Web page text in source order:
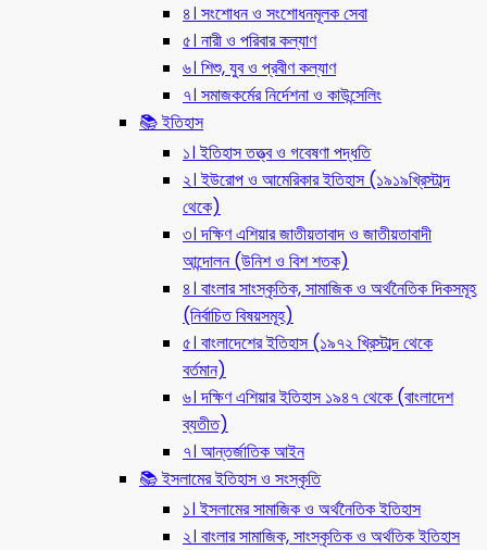
৪। সংশোধন ও সংশোধনমূলক সেবা
৫। নারী ও পরিবার কল্যাণ
৬। শিশু, যুব ও প্রবীণ কল্যাণ
৭। সমাজকর্মের নির্দেশনা ও কাউন্সেলিং
📚 ইতিহাস
১। ইতিহাস তত্ত্ব ও গবেষণা পদ্ধতি
২। ইউরোপ ও আমেরিকার ইতিহাস (১৯১৯খ্রিস্টাব্দ
থেকে)
৩। দক্ষিণ এশিয়ার জাতীয়তাবাদ ও জাতীয়তাবাদী
আন্দোলন (উনিশ ও বিশ শতক)
৪। বাংলার সাংস্কৃতিক, সামাজিক ও অর্থনৈতিক দিকসমূহ
(নির্বাচিত বিষয়সমূহ)
৫। বাংলাদেশের ইতিহাস (১৯৭২ খ্রিস্টাব্দ থেকে
বর্তমান)
৬। দক্ষিণ এশিয়ার ইতিহাস ১৯৪৭ থেকে (বাংলাদেশ
ব্যতীত)
৭। আন্তর্জাতিক আইন
📚 ইসলামের ইতিহাস ও সংস্কৃতি
১। ইসলামের সামাজিক ও অর্থনৈতিক ইতিহাস
২। বাংলার সামাজিক, সাংস্কৃতিক ও অর্থতিক ইতিহাস